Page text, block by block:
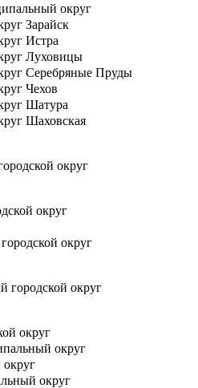
округ
Зарайск
Истра
Луховицы
Серебряные Пруды
Чехов
Шатура
Шаховская
округ
округ
округ
городской округ
округ
округ
округ
округ